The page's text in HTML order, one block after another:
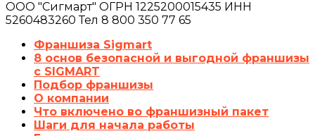
ООО "Сигмарт" ОГРН 1225200015435 ИНН
5260483260 Тел 8 800 350 77 65
Франшиза Sigmart
8 основ безопасной и выгодной франшизы
с SIGMART
Подбор франшизы
О компании
Что включено во франшизный пакет
Шаги для начала работы